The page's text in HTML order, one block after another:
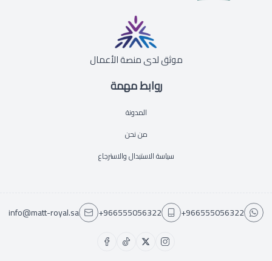
روابط مهمة
المدونة
من نحن
سياسة الاستبدال والاسترجاع
موثق لدى منصة الأعمال
+966555056322
+966555056322
info@matt-royal.sa